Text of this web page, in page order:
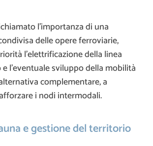
l’importanza di una
delle opere ferroviarie,
l’elettrificazione della linea
l’eventuale sviluppo della mobilità
complementare, a
i nodi intermodali.
e gestione del territorio